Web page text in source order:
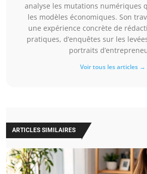
analyse les mutations numériques
les modèles économiques. Son
une expérience concrète de
pratiques, d’enquêtes sur les
portraits
Voir tous les articles →
ARTICLES SIMILAIRES